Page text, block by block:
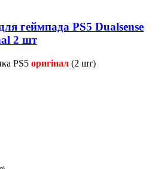
геймпада PS5 Dualsense
2 шт
PS5 оригінал (2 шт)